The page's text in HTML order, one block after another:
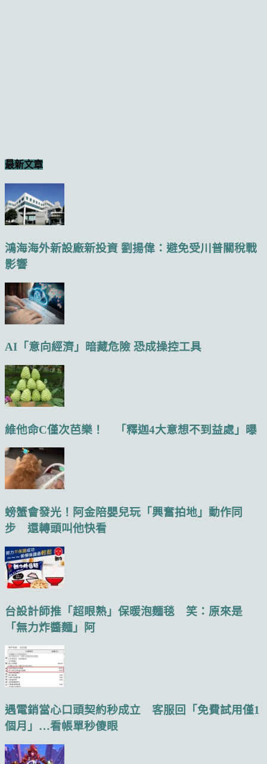
最新文章
鴻海海外新設廠新投資 劉揚偉：避免受川普關稅戰
影響
AI「意向經濟」暗藏危險 恐成操控工具
維他命C僅次芭樂！ 「釋迦4大意想不到益處」曝
螃蟹會發光！阿金陪嬰兒玩「興奮拍地」動作同
步 還轉頭叫他快看
台設計師推「超眼熟」保暖泡麵毯 笑：原來是
「無力炸醬麵」阿
遇電銷當心口頭契約秒成立 客服回「免費試用僅1
個月」…看帳單秒傻眼